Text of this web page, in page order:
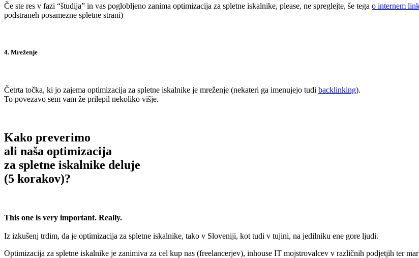
Če ste res v fazi “študija” in vas poglobljeno zanima optimizacija za spletne iskalnike, please, ne spreglejte, še tega o internem
podstraneh posamezne spletne strani)
4. Mreženje
Četrta točka, ki jo zajema optimizacija za spletne iskalnike je mreženje (nekateri ga imenujejo tudi backlinking).
To povezavo sem vam že prilepil nekoliko višje.
Kako preverimo
ali naša optimizacija
za spletne iskalnike deluje
(5 korakov)?
This one is very important. Really.
Iz izkušenj trdim, da je optimizacija za spletne iskalnike, tako v Sloveniji, kot tudi v tujini, na jedilniku ene gore ljudi.
Optimizacija za spletne iskalnike je zanimiva za cel kup nas (freelancerjev), inhouse IT mojstrovalcev v različnih podjetjih ter